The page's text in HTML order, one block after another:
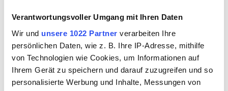
Verantwortungsvoller Umgang mit Ihren Daten
Wir und unsere 1022 Partner verarbeiten Ihre
persönlichen Daten, wie z. B. Ihre IP-Adresse, mithilfe
von Technologien wie Cookies, um Informationen auf
Ihrem Gerät zu speichern und darauf zuzugreifen und so
personalisierte Werbung und Inhalte, Messungen von